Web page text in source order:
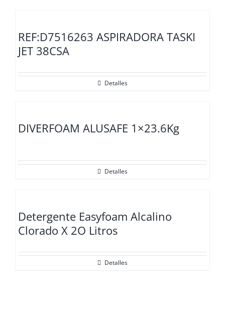
REF:D7516263 ASPIRADORA TASKI
JET 38CSA
Detalles
DIVERFOAM ALUSAFE 1×23.6Kg
Detalles
Detergente Easyfoam Alcalino
Clorado X 2O Litros
Detalles